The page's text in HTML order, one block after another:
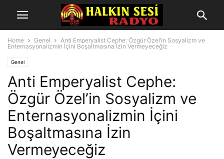
Home Genel
Anti Emperyalist Cephe: Özgür Özel’in Sosyalizm ve
Enternasyonalizmin İçini Boşaltmasına İzin Vermeyeceğiz
Genel
Anti Emperyalist Cephe:
Özgür Özel’in Sosyalizm ve
Enternasyonalizmin İçini
Boşaltmasına İzin
Vermeyeceğiz